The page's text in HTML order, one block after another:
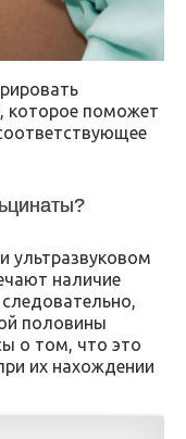
которое поможет
ультразвуковом
наличие
половины
о том, что это
их нахождении